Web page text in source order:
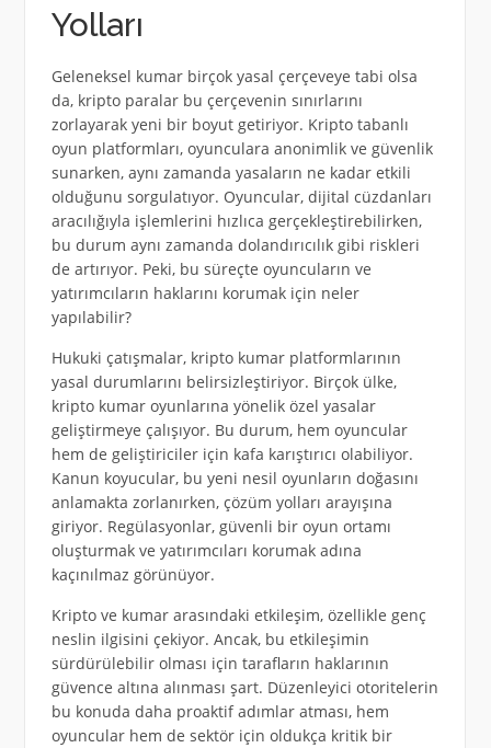
Yolları
Geleneksel kumar birçok yasal çerçeveye tabi olsa
da, kripto paralar bu çerçevenin sınırlarını
zorlayarak yeni bir boyut getiriyor. Kripto tabanlı
oyun platformları, oyunculara anonimlik ve güvenlik
sunarken, aynı zamanda yasaların ne kadar etkili
olduğunu sorgulatıyor. Oyuncular, dijital cüzdanları
aracılığıyla işlemlerini hızlıca gerçekleştirebilirken,
bu durum aynı zamanda dolandırıcılık gibi riskleri
de artırıyor. Peki, bu süreçte oyuncuların ve
yatırımcıların haklarını korumak için neler
yapılabilir?
Hukuki çatışmalar, kripto kumar platformlarının
yasal durumlarını belirsizleştiriyor. Birçok ülke,
kripto kumar oyunlarına yönelik özel yasalar
geliştirmeye çalışıyor. Bu durum, hem oyuncular
hem de geliştiriciler için kafa karıştırıcı olabiliyor.
Kanun koyucular, bu yeni nesil oyunların doğasını
anlamakta zorlanırken, çözüm yolları arayışına
giriyor. Regülasyonlar, güvenli bir oyun ortamı
oluşturmak ve yatırımcıları korumak adına
kaçınılmaz görünüyor.
Kripto ve kumar arasındaki etkileşim, özellikle genç
neslin ilgisini çekiyor. Ancak, bu etkileşimin
sürdürülebilir olması için tarafların haklarının
güvence altına alınması şart. Düzenleyici otoritelerin
bu konuda daha proaktif adımlar atması, hem
oyuncular hem de sektör için oldukça kritik bir